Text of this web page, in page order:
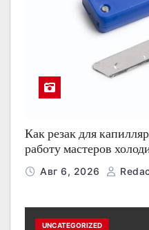
Как резак для
работу мастеров
Авг 6, 2026
UNCATEGORIZED